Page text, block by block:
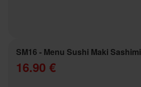
SM16 - Menu Sushi Maki Sashimi
16.90 €